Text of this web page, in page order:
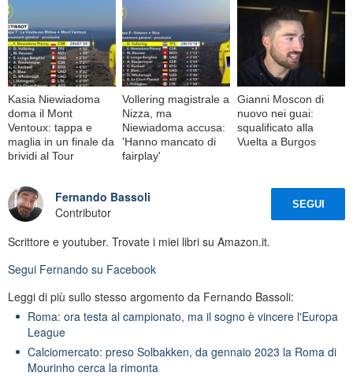
Kasia Niewiadoma
doma il Mont
Ventoux: tappa e
maglia in un finale da
brividi al Tour
Vollering magistrale a
Nizza, ma
Niewiadoma accusa:
'Hanno mancato di
fairplay'
Gianni Moscon di
nuovo nei guai:
squalificato alla
Vuelta a Burgos
Fernando Bassoli
Contributor
SEGUI
Scrittore e youtuber. Trovate i miei libri su Amazon.it.
Segui Fernando su Facebook
Leggi di più sullo stesso argomento da Fernando Bassoli:
Roma: ora testa al campionato, ma il sogno è vincere l'Europa
League
Calciomercato: preso Solbakken, da gennaio 2023 la Roma di
Mourinho cerca la rimonta